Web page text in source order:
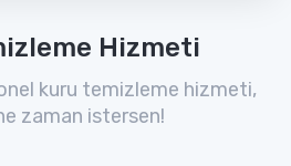
Hizmeti
kuru temizleme hizmeti,
zaman istersen!